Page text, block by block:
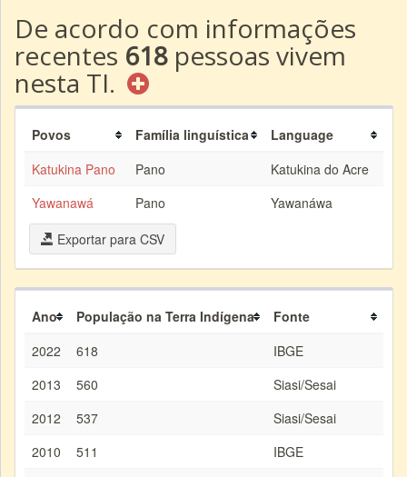
De acordo com informações
recentes 618 pessoas vivem
nesta TI.
Povos Família linguística
Language
Katukina Pano
Pano
Katukina do Acre
Yawanawá
Pano
Yawanáwa
Exportar para CSV
Ano População na Terra Indígena
Fonte
2022
618
IBGE
2013
560
Siasi/Sesai
2012
537
Siasi/Sesai
2010
511
IBGE